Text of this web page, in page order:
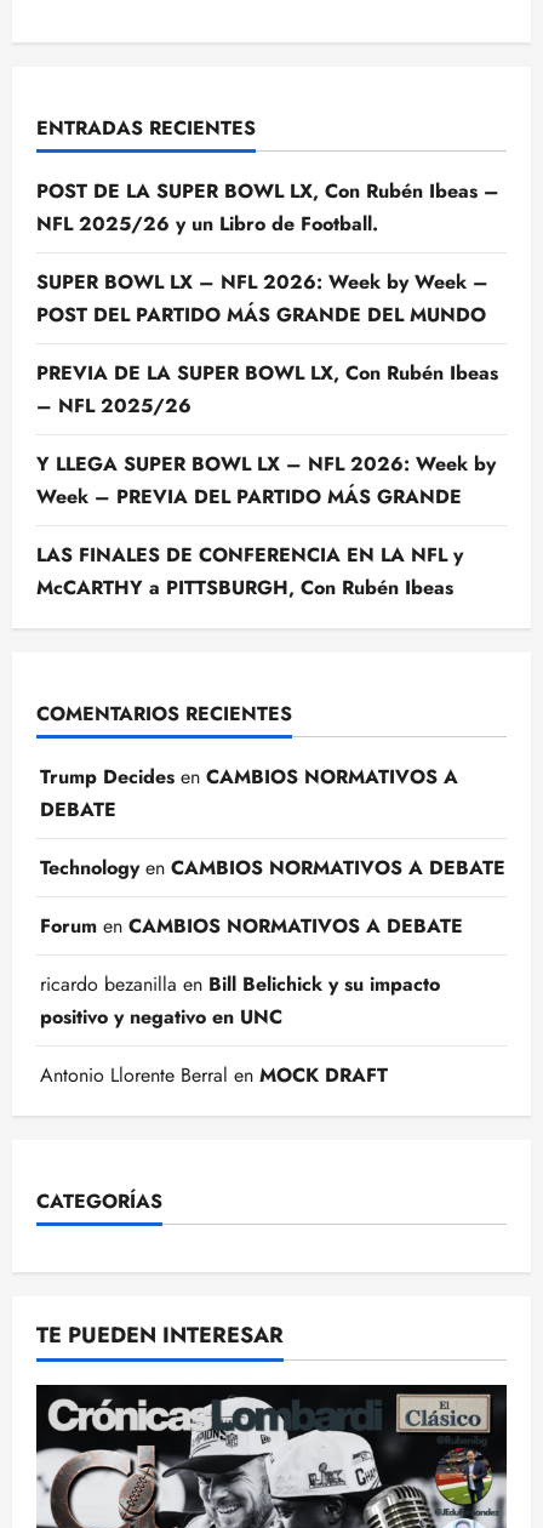
ENTRADAS RECIENTES
POST DE LA SUPER BOWL LX, Con Rubén Ibeas –
NFL 2025/26 y un Libro de Football.
SUPER BOWL LX – NFL 2026: Week by Week –
POST DEL PARTIDO MÁS GRANDE DEL MUNDO
PREVIA DE LA SUPER BOWL LX, Con Rubén Ibeas
– NFL 2025/26
Y LLEGA SUPER BOWL LX – NFL 2026: Week by
Week – PREVIA DEL PARTIDO MÁS GRANDE
LAS FINALES DE CONFERENCIA EN LA NFL y
McCARTHY a PITTSBURGH, Con Rubén Ibeas
COMENTARIOS RECIENTES
Trump Decides en CAMBIOS NORMATIVOS A
DEBATE
Technologyen CAMBIOS NORMATIVOS A DEBATE
Forum en CAMBIOS NORMATIVOS A DEBATE
ricardo bezanilla en Bill Belichick y su impacto
positivo y negativo en UNC
Antonio Llorente Berral en MOCK DRAFT
CATEGORÍAS
TE PUEDEN INTERESAR